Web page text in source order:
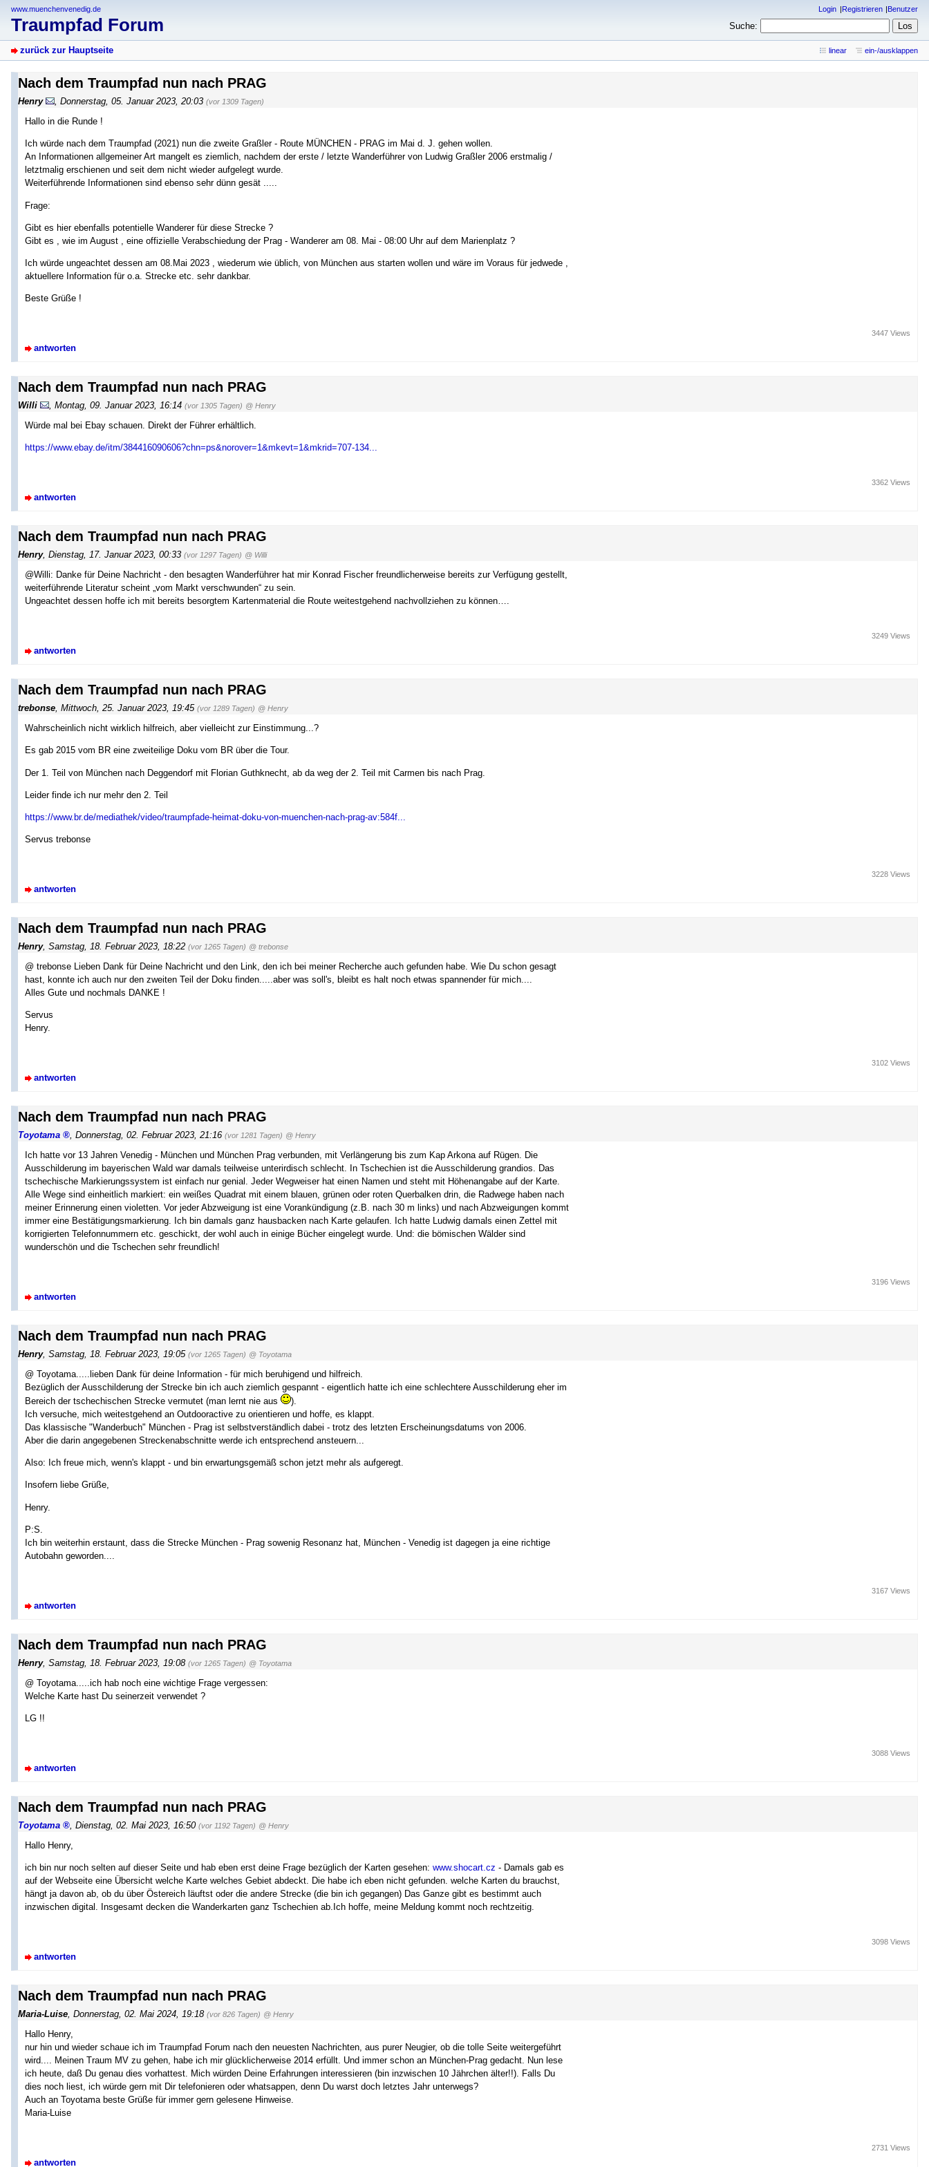
www.muenchenvenedig.de
Traumpfad Forum
Login Registrieren Benutzer
Suche:
zurück zur Hauptseite linear ein-/ausklappen
Nach dem Traumpfad nun nach PRAG
Henry , Donnerstag, 05. Januar 2023, 20:03 (vor 1309 Tagen)
Hallo in die Runde !
Ich würde nach dem Traumpfad (2021) nun die zweite Graßler - Route MÜNCHEN - PRAG im Mai d. J. gehen wollen.
An Informationen allgemeiner Art mangelt es ziemlich, nachdem der erste / letzte Wanderführer von Ludwig Graßler 2006 erstmalig /
letztmalig erschienen und seit dem nicht wieder aufgelegt wurde.
Weiterführende Informationen sind ebenso sehr dünn gesät .....
Frage:
Gibt es hier ebenfalls potentielle Wanderer für diese Strecke ?
Gibt es , wie im August , eine offizielle Verabschiedung der Prag - Wanderer am 08. Mai - 08:00 Uhr auf dem Marienplatz ?
Ich würde ungeachtet dessen am 08.Mai 2023 , wiederum wie üblich, von München aus starten wollen und wäre im Voraus für jedwede ,
aktuellere Information für o.a. Strecke etc. sehr dankbar.
Beste Grüße !
antworten
3447 Views
Nach dem Traumpfad nun nach PRAG
Willi Montag, 09. Januar 2023, 16:14 (vor 1305 Tagen) @ Henry
Würde mal bei Ebay schauen. Direkt der Führer erhältlich.
https://www.ebay.de/itm/384416090606?chn=ps&norover=1&mkevt=1&mkrid=707-134...
antworten
3362 Views
Nach dem Traumpfad nun nach PRAG
Henry, Dienstag, 17. Januar 2023, 00:33 (vor 1297 Tagen) @ Willi
@Willi: Danke für Deine Nachricht - den besagten Wanderführer hat mir Konrad Fischer freundlicherweise bereits zur Verfügung gestellt,
weiterführende Literatur scheint „vom Markt verschwunden“ zu sein.
Ungeachtet dessen hoffe ich mit bereits besorgtem Kartenmaterial die Route weitestgehend nachvollziehen zu können….
antworten
3249 Views
Nach dem Traumpfad nun nach PRAG
trebonse, Mittwoch, 25. Januar 2023, 19:45 (vor 1289 Tagen) @ Henry
Wahrscheinlich nicht wirklich hilfreich, aber vielleicht zur Einstimmung...?
Es gab 2015 vom BR eine zweiteilige Doku vom BR über die Tour.
Der 1. Teil von München nach Deggendorf mit Florian Guthknecht, ab da weg der 2. Teil mit Carmen bis nach Prag.
Leider finde ich nur mehr den 2. Teil
https://www.br.de/mediathek/video/traumpfade-heimat-doku-von-muenchen-nach-prag-av:584f...
Servus trebonse
antworten
3228 Views
Nach dem Traumpfad nun nach PRAG
Henry, Samstag, 18. Februar 2023, 18:22 (vor 1265 Tagen) @ trebonse
@ trebonse Lieben Dank für Deine Nachricht und den Link, den ich bei meiner Recherche auch gefunden habe. Wie Du schon gesagt
hast, konnte ich auch nur den zweiten Teil der Doku finden.....aber was soll's, bleibt es halt noch etwas spannender für mich....
Alles Gute und nochmals DANKE !
Servus
Henry.
antworten
3102 Views
Nach dem Traumpfad nun nach PRAG
Toyotama , Donnerstag, 02. Februar 2023, 21:16 (vor 1281 Tagen) @ Henry
Ich hatte vor 13 Jahren Venedig - München und München Prag verbunden, mit Verlängerung bis zum Kap Arkona auf Rügen. Die
Ausschilderung im bayerischen Wald war damals teilweise unterirdisch schlecht. In Tschechien ist die Ausschilderung grandios. Das
tschechische Markierungssystem ist einfach nur genial. Jeder Wegweiser hat einen Namen und steht mit Höhenangabe auf der Karte.
Alle Wege sind einheitlich markiert: ein weißes Quadrat mit einem blauen, grünen oder roten Querbalken drin, die Radwege haben nach
meiner Erinnerung einen violetten. Vor jeder Abzweigung ist eine Vorankündigung (z.B. nach 30 m links) und nach Abzweigungen kommt
immer eine Bestätigungsmarkierung. Ich bin damals ganz hausbacken nach Karte gelaufen. Ich hatte Ludwig damals einen Zettel mit
korrigierten Telefonnummern etc. geschickt, der wohl auch in einige Bücher eingelegt wurde. Und: die bömischen Wälder sind
wunderschön und die Tschechen sehr freundlich!
antworten
3196 Views
Nach dem Traumpfad nun nach PRAG
Henry, Samstag, 18. Februar 2023, 19:05 (vor 1265 Tagen) @ Toyotama
@ Toyotama.....lieben Dank für deine Information - für mich beruhigend und hilfreich.
Bezüglich der Ausschilderung der Strecke bin ich auch ziemlich gespannt - eigentlich hatte ich eine schlechtere Ausschilderung eher im
Bereich der tschechischen Strecke vermutet (man lernt nie aus
).
Ich versuche, mich weitestgehend an Outdooractive zu orientieren und hoffe, es klappt.
Das klassische "Wanderbuch" München - Prag ist selbstverständlich dabei - trotz des letzten Erscheinungsdatums von 2006.
Aber die darin angegebenen Streckenabschnitte werde ich entsprechend ansteuern...
Also: Ich freue mich, wenn's klappt - und bin erwartungsgemäß schon jetzt mehr als aufgeregt.
Insofern liebe Grüße,
Henry.
P:S.
Ich bin weiterhin erstaunt, dass die Strecke München - Prag sowenig Resonanz hat, München - Venedig ist dagegen ja eine richtige
Autobahn geworden....
antworten
3167 Views
Nach dem Traumpfad nun nach PRAG
Henry, Samstag, 18. Februar 2023, 19:08 (vor 1265 Tagen) @ Toyotama
@ Toyotama.....ich hab noch eine wichtige Frage vergessen:
Welche Karte hast Du seinerzeit verwendet ?
LG !!
antworten
3088 Views
Nach dem Traumpfad nun nach PRAG
Toyotama , Dienstag, 02. Mai 2023, 16:50 (vor 1192 Tagen) @ Henry
Hallo Henry,
ich bin nur noch selten auf dieser Seite und hab eben erst deine Frage bezüglich der Karten gesehen: www.shocart.cz - Damals gab es
auf der Webseite eine Übersicht welche Karte welches Gebiet abdeckt. Die habe ich eben nicht gefunden. welche Karten du brauchst,
hängt ja davon ab, ob du über Östereich läuftst oder die andere Strecke (die bin ich gegangen) Das Ganze gibt es bestimmt auch
inzwischen digital. Insgesamt decken die Wanderkarten ganz Tschechien ab.Ich hoffe, meine Meldung kommt noch rechtzeitig.
antworten
3098 Views
Nach dem Traumpfad nun nach PRAG
Maria-Luise, Donnerstag, 02. Mai 2024, 19:18 (vor 826 Tagen) @ Henry
Hallo Henry,
nur hin und wieder schaue ich im Traumpfad Forum nach den neuesten Nachrichten, aus purer Neugier, ob die tolle Seite weitergeführt
wird.... Meinen Traum MV zu gehen, habe ich mir glücklicherweise 2014 erfüllt. Und immer schon an München-Prag gedacht. Nun lese
ich heute, daß Du genau dies vorhattest. Mich würden Deine Erfahrungen interessieren (bin inzwischen 10 Jährchen älter!!). Falls Du
dies noch liest, ich würde gern mit Dir telefonieren oder whatsappen, denn Du warst doch letztes Jahr unterwegs?
Auch an Toyotama beste Grüße für immer gern gelesene Hinweise.
Maria-Luise
antworten
2731 Views